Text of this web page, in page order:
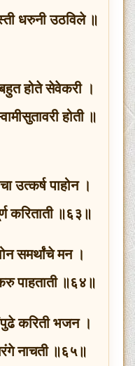
धरुनी उठविले ॥
होते सेवेकरी ।
होती ॥
उत्कर्ष पाहोन ।
करिताती ॥६३॥
समर्थांचे मन ।
पाहताती ॥६४॥
करिती भजन ।
नाचती ॥६५॥